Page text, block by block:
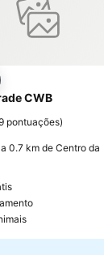
aos
CWB
pontuações)
0.7 km de Centro da